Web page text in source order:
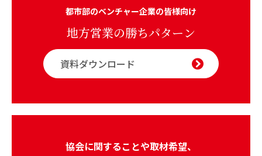
都市部のベンチャー企業の皆様向け
地方営業の勝ちパターン
資料ダウンロード
協会に関することや取材希望、